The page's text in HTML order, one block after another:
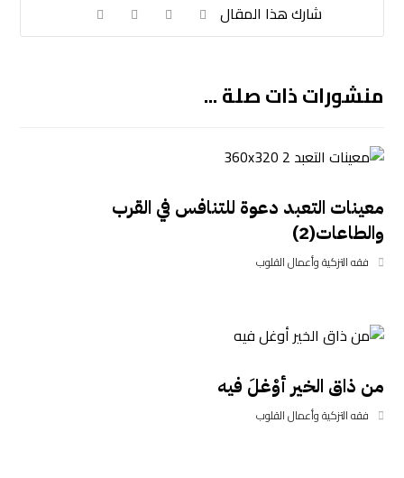
منشورات ذات صلة ...
معينات التعبد دعوة للتنافس في القرب
والطاعات(2)
فقه التزكية وأعمال القلوب
من ذاق الخير أوْغلَ فيه
فقه التزكية وأعمال القلوب